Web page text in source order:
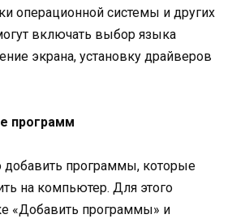
операционной системы и других
включать выбор языка
экрана, установку драйверов
программ
программы, которые
на компьютер. Для этого
«Добавить программы» и